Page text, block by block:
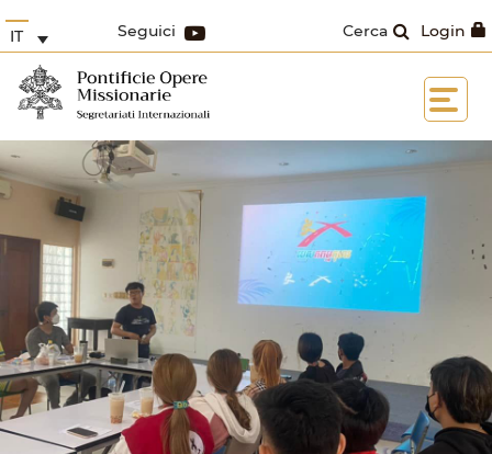
Login
Cerca
Seguici
IT